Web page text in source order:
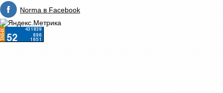
Norma в Facebook